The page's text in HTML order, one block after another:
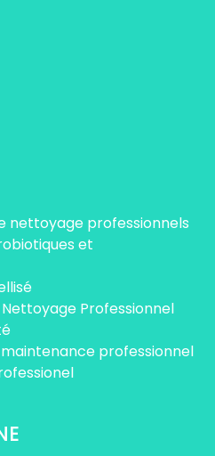
nettoyage professionnels
et
Professionnel
professionnel